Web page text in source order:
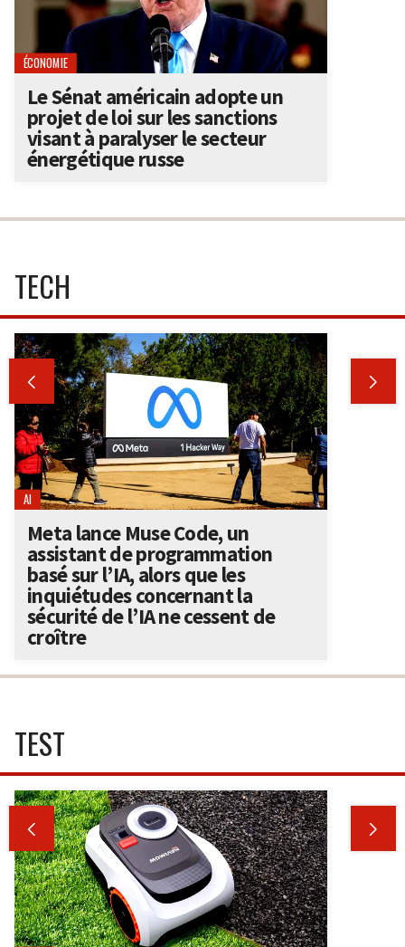
ÉCONOMIE
Le Sénat américain adopte un
projet de loi sur les sanctions
visant à paralyser le secteur
énergétique russe
TECH
 
AI
Meta lance Muse Code, un
assistant de programmation
basé sur l’IA, alors que les
inquiétudes concernant la
sécurité de l’IA ne cessent de
croître
TEST
 